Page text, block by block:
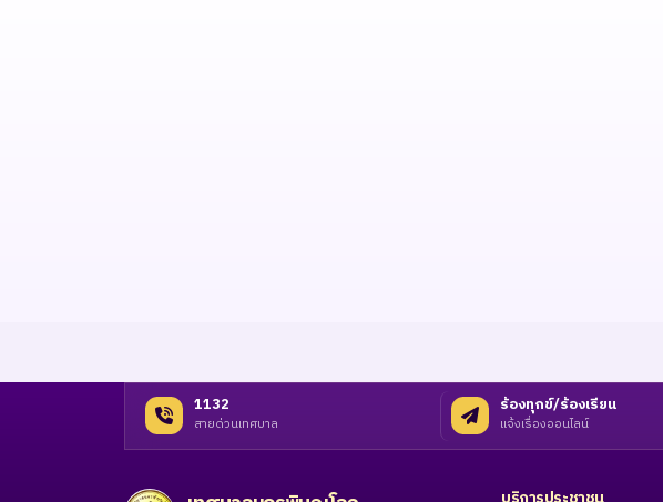
1132
สายด่วนเทศบาล
ร้องทุกข์/ร้องเรียน
แจ้งเรื่องออนไลน์
บริการประชาชน